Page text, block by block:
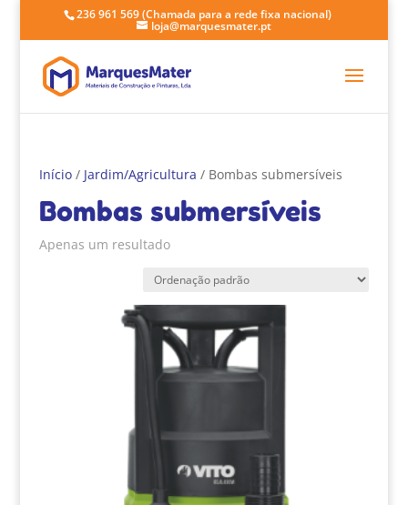
236 961 569(Chamada para a rede fixa nacional)
loja@marquesmater.pt
Início/ Jardim/Agricultura / Bombas submersíveis
Bombas submersíveis
Apenas um resultado